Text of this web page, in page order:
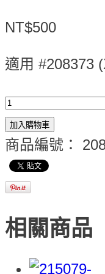
NT$500
適用 #208373
加入購物車
商品編號：
相關商品